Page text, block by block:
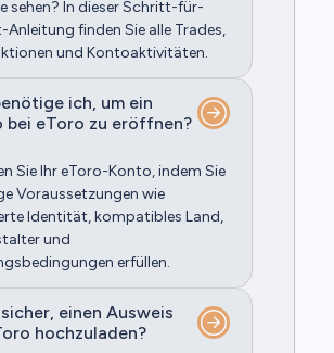
sehen? In dieser Schritt-für-
finden Sie alle Trades,
und Kontoaktivitäten.
ich, um ein
bei eToro zu eröffnen?
Sie Ihr eToro-Konto, indem Sie
Voraussetzungen wie
Identität, kompatibles Land,
und
erfüllen.
einen Ausweis
hochzuladen?